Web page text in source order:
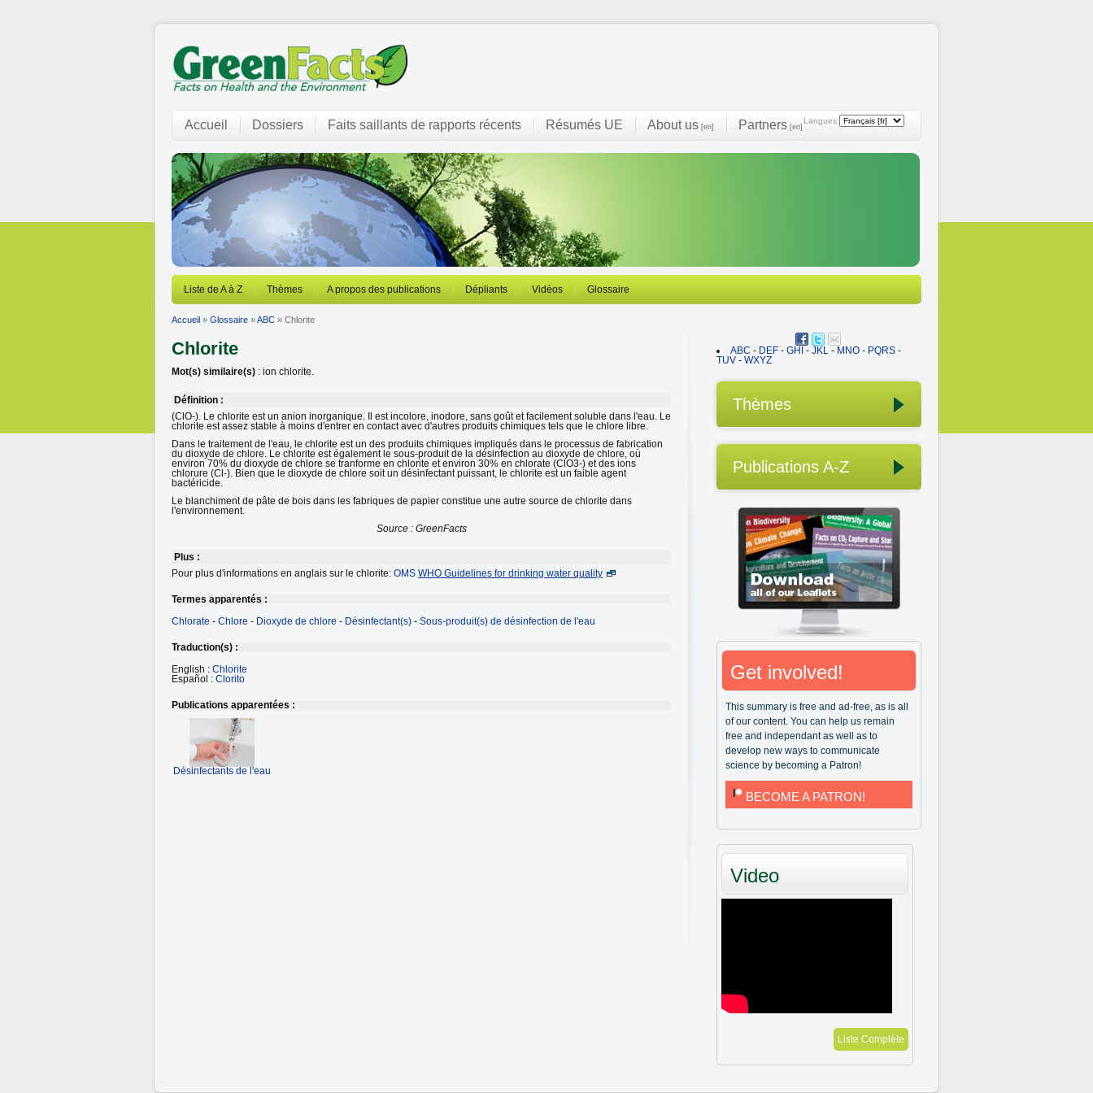
Langues:
Accueil Dossiers Faits saillants de rapports récents Résumés UE About us [en] Partners [en]
Liste de A à Z Thèmes A propos des publications Dépliants Vidéos Glossaire
Accueil » Glossaire »ABC » Chlorite
Chlorite
Mot(s) similaire(s) : ion chlorite.
Définition :
(ClO-). Le chlorite est un anion inorganique. Il est incolore, inodore, sans goût et facilement soluble dans l'eau. Le
chlorite est assez stable à moins d'entrer en contact avec d'autres produits chimiques tels que le chlore libre.
Dans le traitement de l'eau, le chlorite est un des produits chimiques impliqués dans le processus de fabrication
du dioxyde de chlore. Le chlorite est également le sous-produit de la désinfection au dioxyde de chlore, où
environ 70% du dioxyde de chlore se tranforme en chlorite et environ 30% en chlorate (ClO3-) et des ions
chlorure (Cl-). Bien que le dioxyde de chlore soit un désinfectant puissant, le chlorite est un faible agent
bactéricide.
Le blanchiment de pâte de bois dans les fabriques de papier constitue une autre source de chlorite dans
l'environnement.
Source : GreenFacts
Plus :
Pour plus d'informations en anglais sur le chlorite: OMS WHO Guidelines for drinking water quality
Termes apparentés :
Chlorate - Chlore - Dioxyde de chlore - Désinfectant(s) - Sous-produit(s) de désinfection de l'eau
Traduction(s) :
English : Chlorite
Español : Clorito
Publications apparentées :
Désinfectants de l'eau
ABC - DEF - GHI - JKL - MNO - PQRS -
TUV - WXYZ
Thèmes
Publications A-Z
Get involved!
This summary is free and ad-free, as is all
of our content. You can help us remain
free and independant as well as to
develop new ways to communicate
science by becoming a Patron!
BECOME A PATRON!
Video
Liste Complète